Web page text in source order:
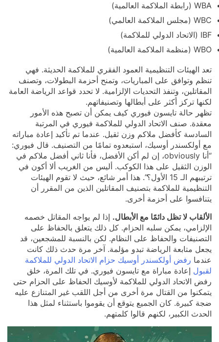
WBA (رابطة الملاكمة العالمية)
WBC (مجلس الملاكمة العالمي)
IBF (الاتحاد الدولي للملاكمة)
WBO (منظمة الملاكمة العالمية)
تعد الهيئات التنظيمية العمود الفقري للملاكمة الحديثة. فهي
تنظم وتوافق على المباريات، وتمنح أحزمة البطولات، وتصنف
المقاتلين، وتنفذ التحديات الإلزامية. لا تحدد قواعد الرياضة العامة
لكنها تركز أكثر على أبطالها وتصنيفاتهم.
تظهر حالة تايسون فيوري كيف يمكن أن تصبح هذه الأمور
معقدة. صنف الاتحاد الدولي للملاكمة فيوري في المرتبة
السادسة كأفضل ملاكم وزن ثقيل. عندما تم تأكيد إعادة مباراته
مع أولكسندر أوسيك، استبعدوه تمامًا من التصنيف. قال فيوري:
“أنا obviously، إن لم أكن الأفضل، فأنا ثاني أفضل ملاكم في
الوزن الثقيل على هذا الكوكب. أليس من الغريب ألا أكون في
ترتيبهم الـ 15 الأول؟”. هذا أمر شائع، حيث لا تقوم الهيئات
التنظيمية للملاكمة بتصنيف المقاتلين الذين من المقرر أن
يتنافسوا على أحزمة أخرى.
الألقاب لا تظل دائمًا مع الأبطال. إذا لم يواجه المقاتل خصمه
الإلزامي، يمكن سلبه الحزام. كل ذلك يتعلق بالحفاظ على
التصنيفات والحفاظ على النظام. لكن بالنسبة للمشجعين، قد
يجعل متابعة الرياضة تبدو مؤلمة. آخر مرة حدث ذلك كانت
عندما رفض أولكسندر أوسيك حزام الاتحاد الدولي للملاكمة
لقبول إعادة مباراة مع تايسون فيوري. في تلك المرة، خلق
رفض الاتحاد الدولي للملاكمة لأوسيك الحفاظ على الحزام حتى
يتمكنوا من القتال مرة أخرى من أجل اللقب غير المتنازع عليه
ضجة كبيرة. كان الجميع يتوقع أن يقوموا باستثناء لمثل هذا
الحدث الكبير، لكنهم قالوا كلمتهم.